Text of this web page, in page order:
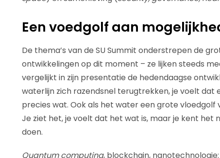
Een voedgolf aan
De thema’s van de SU Summit onderstrepen de
ontwikkelingen op dit moment – ze lijken steeds
vergelijkt in zijn presentatie de hedendaagse
waterlijn zich razendsnel terugtrekken, je voelt dat
precies wat. Ook als het water een grote
Je ziet het, je voelt dat het wat is, maar je kent het
doen.
Quantum computing, blockchain,